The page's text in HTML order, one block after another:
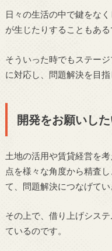
日々の生活の中で鍵をな
が生じたりすることもある
そういった時でもステー
に対応し、問題解決を目指
開発をお願いし
土地の活用や賃貸経営を
点を様々な角度から精査
て、問題解決につなげてい
その上で、借り上げシス
ているのです。